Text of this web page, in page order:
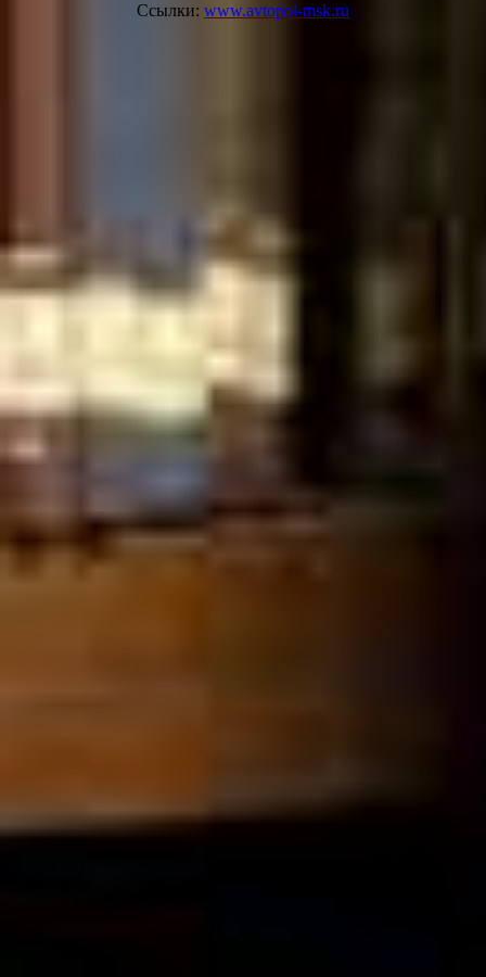
Ссылки: www.avtopol-msk.ru